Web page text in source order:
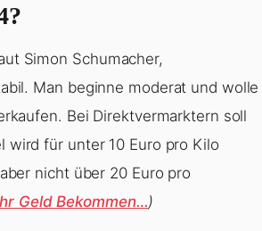
Simon Schumacher,
Man beginne moderat und wolle
Bei Direktvermarktern soll
wird für unter 10 Euro pro Kilo
nicht über 20 Euro pro
Geld Bekommen…)